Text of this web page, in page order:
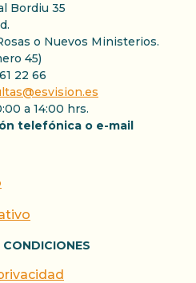
Bordiu 35
o Nuevos Ministerios.
45)
22 66
a 14:00 hrs.
telefónica o e-mail